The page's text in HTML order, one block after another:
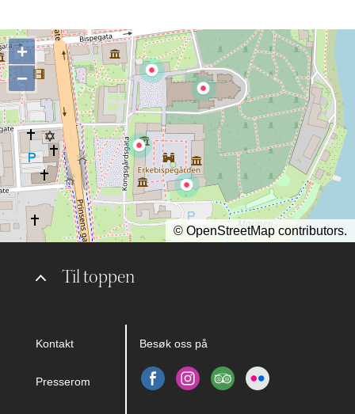
Til toppen
Kontakt
Presserom
Besøk oss på
+
−
© OpenStreetMap contributors.